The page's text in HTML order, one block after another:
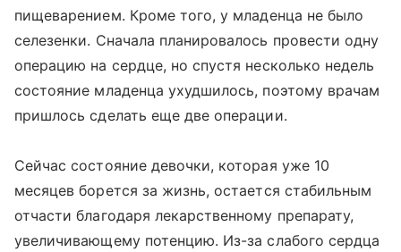
пищеварением. Кроме того, у младенца не было
селезенки. Сначала планировалось провести одну
операцию на сердце, но спустя несколько недель
состояние младенца ухудшилось, поэтому врачам
пришлось сделать еще две операции.
Сейчас состояние девочки, которая уже 10
месяцев борется за жизнь, остается стабильным
отчасти благодаря лекарственному препарату,
увеличивающему потенцию. Из-за слабого сердца